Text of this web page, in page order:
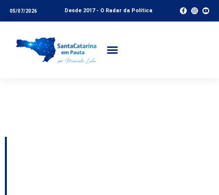
05/07/2026 Desde 2017 - O Radar da Política